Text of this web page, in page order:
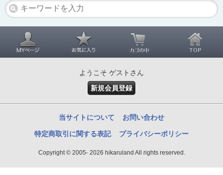
ようこそ ゲストさん
新規会員登録
当サイトについて お問い合わせ
特定商取引に関する表記 プライバシーポリシー
Copyright © 2005- 2026 hikaruland All rights reserved.